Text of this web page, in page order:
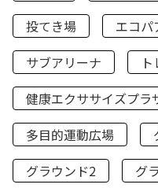
投てき場
エコパ
サブアリーナ
健康エクササイズプラ
多目的運動広場
グラウンド2
グ